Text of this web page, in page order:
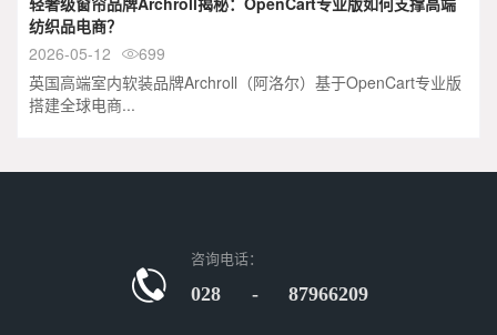
纺织品电商？
2026-05-12
699
英国高端室内软装品牌Archroll（阿洛尔）基于OpenCart专业版
搭建全球电商...
咨询电话：
028 - 87966209